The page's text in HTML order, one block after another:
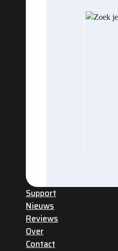
Support
Nieuws
Reviews
Over
Contact